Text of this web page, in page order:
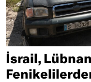
İsrail,